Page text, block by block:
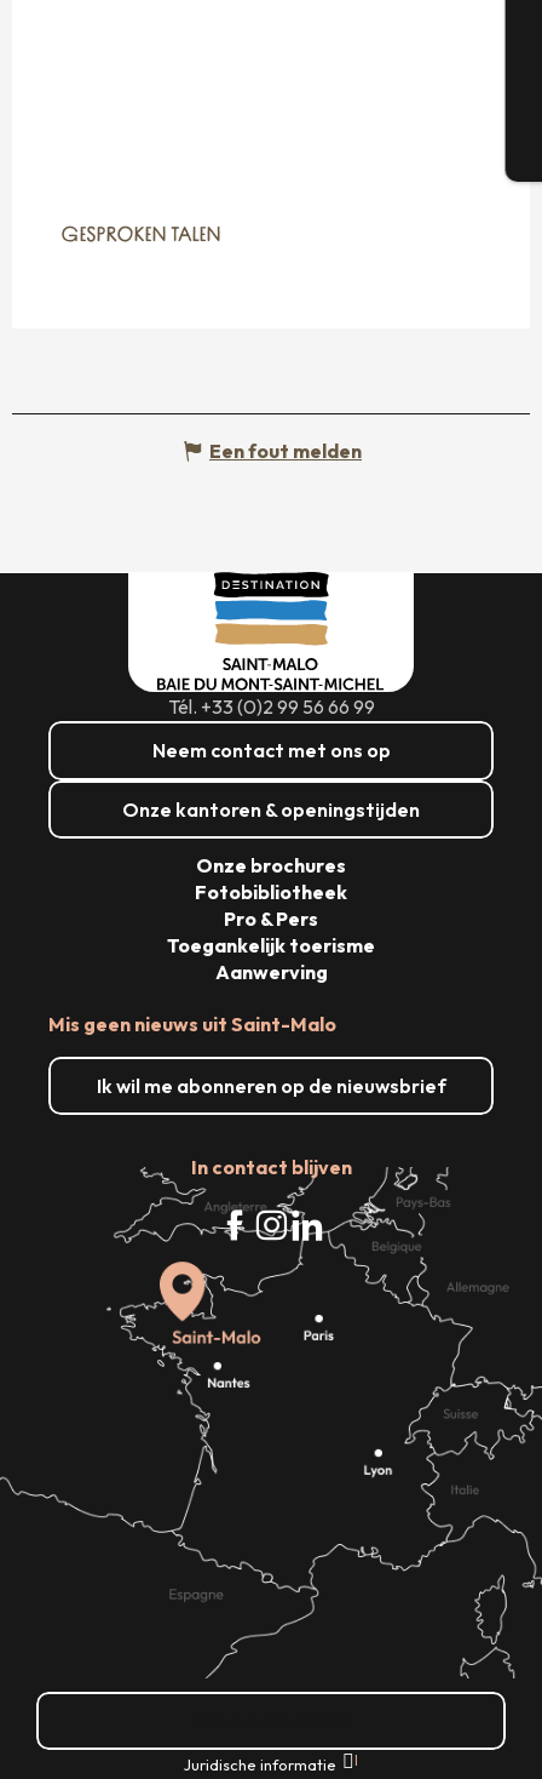
GESPROKEN TALEN
GESPROKEN TALEN
Een fout melden
Tél. +33 (0)2 99 56 66 99
Neem contact met ons op
Onze kantoren & openingstijden
Mis geen nieuws uit Saint-Malo
Ik wil me abonneren op de nieuwsbrief
In contact blijven
Onze brochures
Fotobibliotheek
Pro & Pers
Toegankelijk toerisme
Aanwerving
Juridische informatie
|